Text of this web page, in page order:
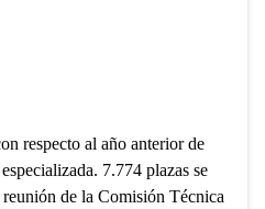
respecto al año anterior de
7.774 plazas se
de la Comisión Técnica